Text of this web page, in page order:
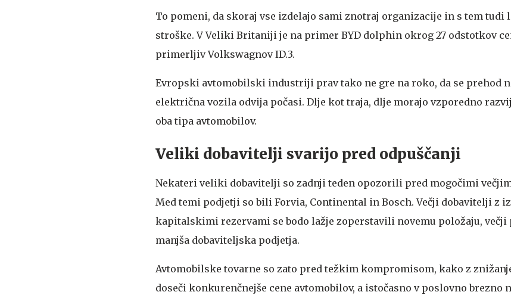
To pomeni, da skoraj vse izdelajo sami znotraj organizacije in s tem tudi
stroške. V Veliki Britaniji je na primer BYD dolphin okrog 27 odstotkov
primerljiv Volkswagnov ID.3.
Evropski avtomobilski industriji prav tako ne gre na roko, da se prehod
električna vozila odvija počasi. Dlje kot traja, dlje morajo vzporedno
oba tipa avtomobilov.
Veliki dobavitelji svarijo pred odpuščanji
Nekateri veliki dobavitelji so zadnji teden opozorili pred mogočimi
Med temi podjetji so bili Forvia, Continental in Bosch. Večji dobavitelji z
kapitalskimi rezervami se bodo lažje zoperstavili novemu položaju, večji
manjša dobaviteljska podjetja.
Avtomobilske tovarne so zato pred težkim kompromisom, kako z
doseči konkurenčnejše cene avtomobilov, a istočasno v poslovno